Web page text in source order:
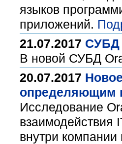
языков
приложений.
21.07.2017 СУБД
В новой СУБД
20.07.2017
определяющим
Исследование
взаимодействия
внутри